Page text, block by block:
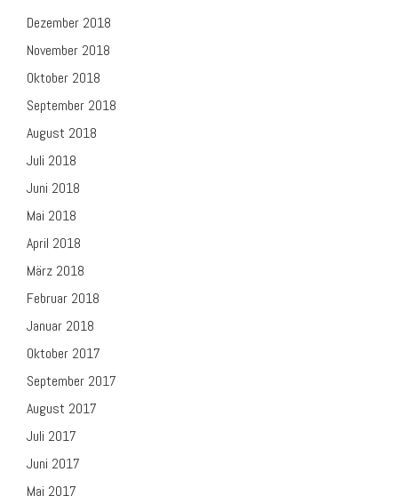
Dezember 2018
November 2018
Oktober 2018
September 2018
August 2018
Juli 2018
Juni 2018
Mai 2018
April 2018
März 2018
Februar 2018
Januar 2018
Oktober 2017
September 2017
August 2017
Juli 2017
Juni 2017
Mai 2017